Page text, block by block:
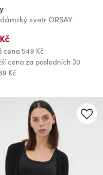
svetr ORSAY
cena549 Kč
cena za posledních 30
Kč